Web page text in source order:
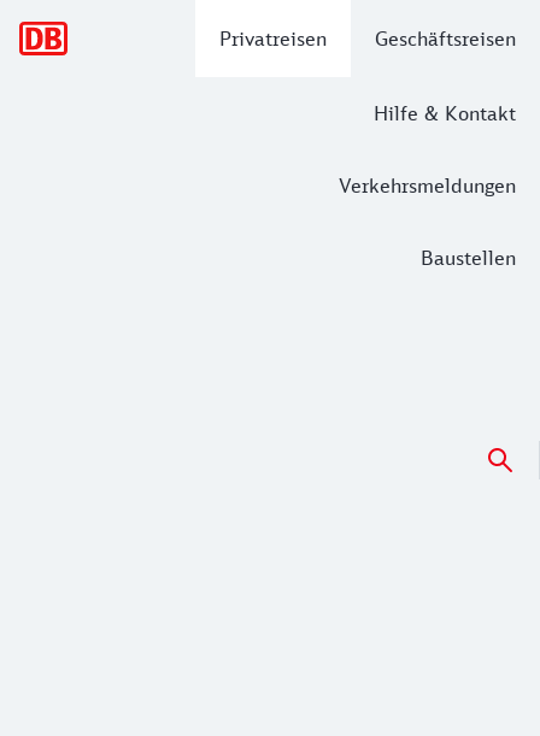
Privatreisen Geschäftsreisen
Hilfe & Kontakt
Verkehrsmeldungen
Baustellen